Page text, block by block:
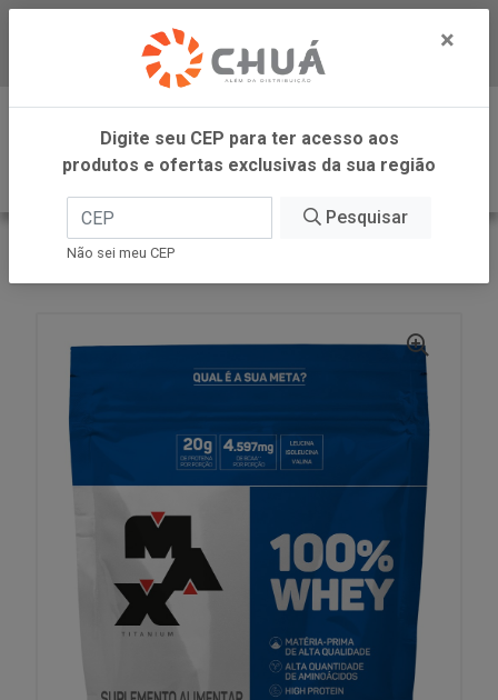
Baixe já nosso APP
0
INÍCIO
×
Digite seu CEP para ter acesso aos
produtos e ofertas exclusivas da sua região
Pesquisar
Não sei meu CEP